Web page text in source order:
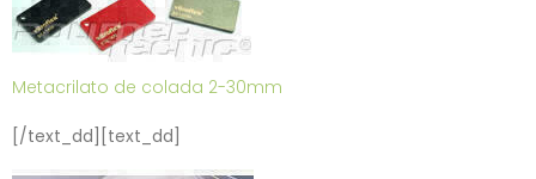
Metacrilato de colada 2-30mm
[/text_dd][text_dd]